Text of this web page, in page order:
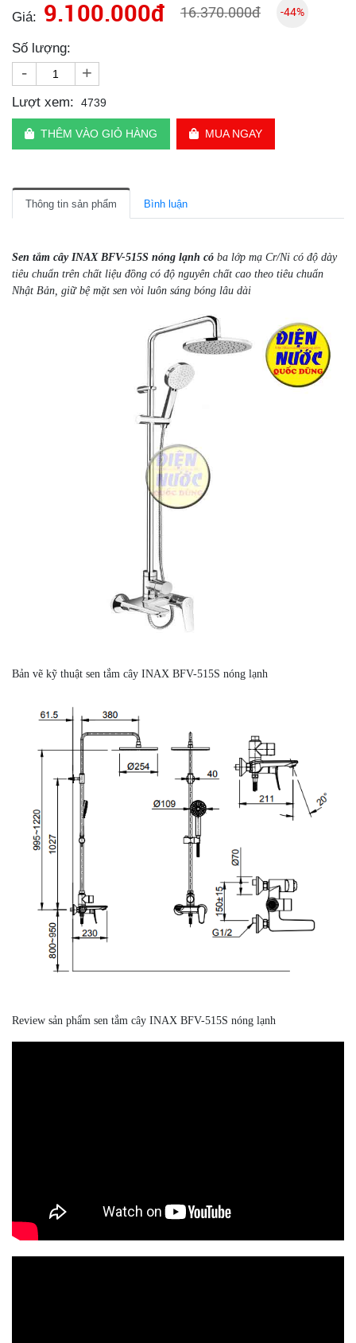
Giá: 9.100.000đ 16.370.000đ -44%
Số lượng:
- +
Lượt xem: 4739
THÊM VÀO GIỎ HÀNG MUA NGAY
Thông tin sản phẩm Bình luận
Sen tắm cây INAX BFV-515S nóng lạnh có ba lớp mạ Cr/Ni có độ dày
tiêu chuẩn trên chất liệu đồng có độ nguyên chất cao theo tiêu chuẩn
Nhật Bản, giữ bệ mặt sen vòi luôn sáng bóng lâu dài
Bản vẽ kỹ thuật sen tắm cây INAX BFV-515S nóng lạnh
Review sản phẩm sen tắm cây INAX BFV-515S nóng lạnh